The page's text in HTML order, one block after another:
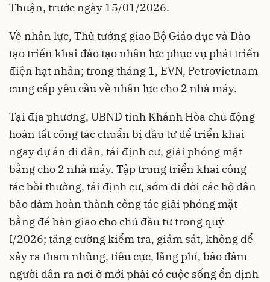
Thuận, trước ngày 15/01/2026.
Về nhân lực, Thủ tướng giao Bộ Giáo dục và Đào
tạo triển khai đào tạo nhân lực phục vụ phát triển
điện hạt nhân; trong tháng 1, EVN, Petrovietnam
cung cấp yêu cầu về nhân lực cho 2 nhà máy.
Tại địa phương, UBND tỉnh Khánh Hòa chủ động
hoàn tất công tác chuẩn bị đầu tư để triển khai
ngay dự án di dân, tái định cư, giải phóng mặt
bằng cho 2 nhà máy. Tập trung triển khai công
tác bồi thường, tái định cư, sớm di dời các hộ dân
bảo đảm hoàn thành công tác giải phóng mặt
bằng để bàn giao cho chủ đầu tư trong quý
I/2026; tăng cường kiểm tra, giám sát, không để
xảy ra tham nhũng, tiêu cực, lãng phí, bảo đảm
người dân ra nơi ở mới phải có cuộc sống ổn định